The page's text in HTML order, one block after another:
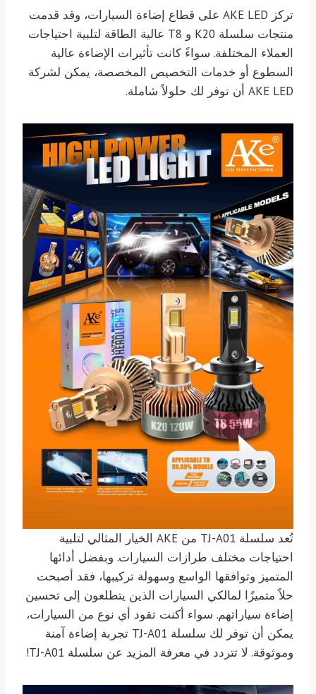
تركز AKE LED على قطاع إضاءة السيارات، وقد قدمت
منتجات سلسلة K20 و T8 عالية الطاقة لتلبية احتياجات
العملاء المختلفة. سواءً كانت تأثيرات الإضاءة عالية
السطوع أو خدمات التخصيص المخصصة، يمكن لشركة
AKE LED أن توفر لك حلولاً شاملة.
تُعد سلسلة TJ-A01 من AKE الخيار المثالي لتلبية
احتياجات مختلف طرازات السيارات. وبفضل أدائها
المتميز وتوافقها الواسع وسهولة تركيبها، فقد أصبحت
حلاً متميزًا لمالكي السيارات الذين يتطلعون إلى تحسين
إضاءة سياراتهم. سواء أكنت تقود أي نوع من السيارات،
يمكن أن توفر لك سلسلة TJ-A01 تجربة إضاءة آمنة
وموثوقة. لا تتردد في معرفة المزيد عن سلسلة TJ-A01!